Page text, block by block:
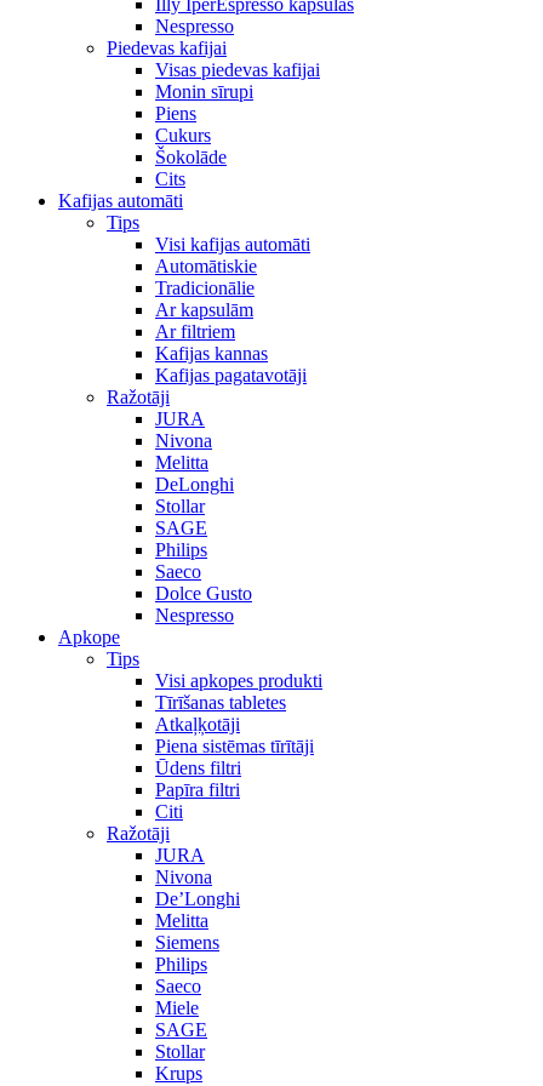
Illy IperEspresso kapsulas
Nespresso
Piedevas kafijai
Visas piedevas kafijai
Monin sīrupi
Piens
Cukurs
Šokolāde
Cits
Kafijas automāti
Tips
Visi kafijas automāti
Automātiskie
Tradicionālie
Ar kapsulām
Ar filtriem
Kafijas kannas
Kafijas pagatavotāji
Ražotāji
JURA
Nivona
Melitta
DeLonghi
Stollar
SAGE
Philips
Saeco
Dolce Gusto
Nespresso
Apkope
Tips
Visi apkopes produkti
Tīrīšanas tabletes
Atkaļķotāji
Piena sistēmas tīrītāji
Ūdens filtri
Papīra filtri
Citi
Ražotāji
JURA
Nivona
De’Longhi
Melitta
Siemens
Philips
Saeco
Miele
SAGE
Stollar
Krups